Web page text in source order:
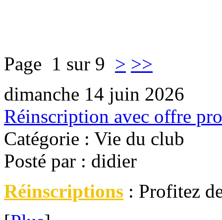
Page 1 sur 9 > >>
dimanche 14 juin 2026
Réinscription avec offre
Catégorie : Vie du club
Posté par : didier
Réinscriptions : Profitez